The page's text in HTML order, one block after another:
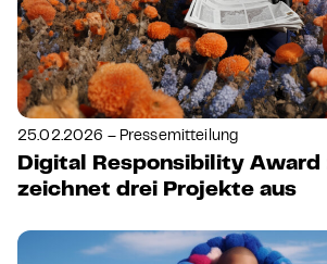
25.02.2026 – Pressemitteilung
Digital Responsibility Award
zeichnet drei Projekte aus